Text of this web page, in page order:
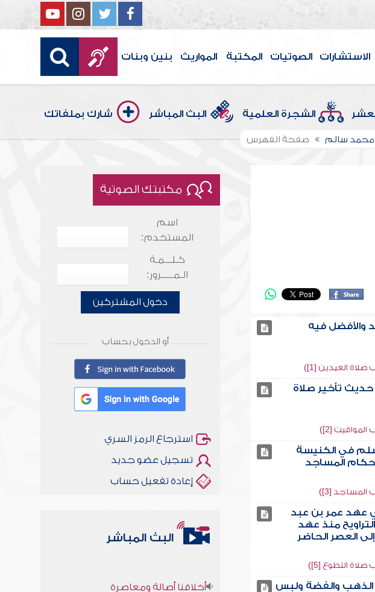
الاستشارات الصوتيات المكتبة المواريث بنين وبنات
الشجرة العلمية البث المباشر شارك بملفاتك
محمد سالم صفحة الفهرس
والأفضل فيه
العيدين [1])
حديث تأخير صلاة
[2])
في الكنيسة
أحكام المساجد
[3])
عهد عمر بن عبد
منذ عهد
العصر الحاضر
التطوع [5])
والفضة ولبس
مكتبتك الصوتية
اسم
المستخدم:
كـلـــمـة
الـمـــــرور:
دخول المشتركين
أو الدخول بحساب
استرجاع الرمز السري
تسجيل عضو جديد
إعادة تفعيل حساب
البث المباشر